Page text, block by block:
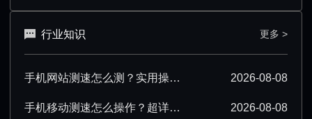
行业知识 更多 >
手机网站测速怎么测？实用操作步骤与工具推荐 2026-08-08
手机移动测速怎么操作？超详细步骤与技巧分享 2026-08-08